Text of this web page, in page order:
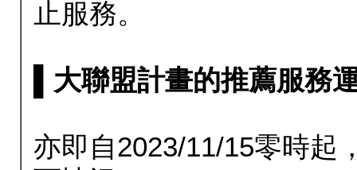
止服務。
▌大聯盟計畫的推薦服務
亦即自2023/11/15零時起